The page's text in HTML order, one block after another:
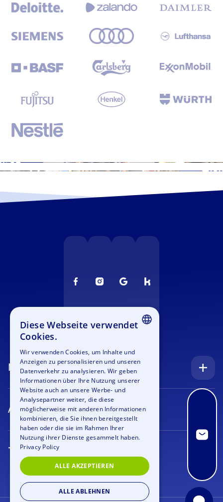
Navigation
Startseite
Anfrage
Blog
Stellenangebote
Bildergalerie
Über uns
Anlässe
Firmenfeier
Teamtraining
Rahmenprogramm
Outdoor Event
Teamevents
Geocaching
Krimi Geocaching
GERMAN
SPANISH
ITALIAN
DUTCH
Diese Webseite verwendet
Cookies.
Wir verwenden Cookies, um Inhalte und
Anzeigen zu personalisieren und unseren
Datenverkehr zu analysieren. Wir geben
Informationen über Ihre Nutzung unserer
Website auch an unsere Werbe- und
Analysepartner weiter, die diese
möglicherweise mit anderen Informationen
kombinieren, die Sie ihnen bereitgestellt
haben oder die sie im Rahmen Ihrer
Nutzung ihrer Dienste gesammelt haben.
Privacy Policy
ALLE AKZEPTIEREN
ALLE ABLEHNEN